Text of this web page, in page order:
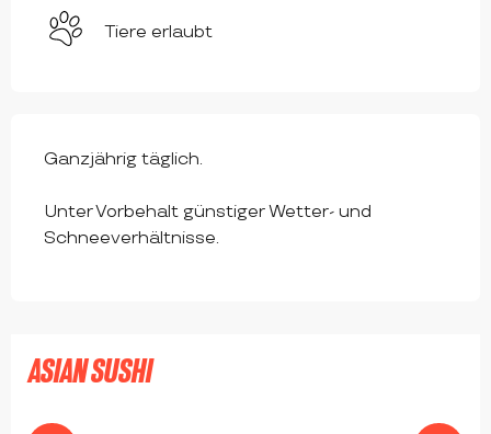
Tiere erlaubt
Ganzjährig täglich.
Unter Vorbehalt günstiger Wetter- und
Schneeverhältnisse.
ASIAN SUSHI